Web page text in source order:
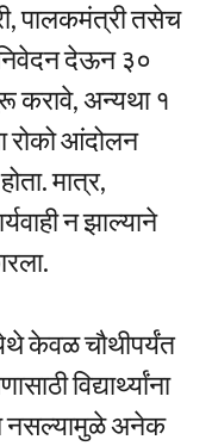
पालकमंत्री तसेच
निवेदन देऊन ३०
करावे, अन्यथा १
रोको आंदोलन
मात्र,
न झाल्याने
केवळ चौथीपर्यंत
विद्यार्थ्यांना
नसल्यामुळे अनेक